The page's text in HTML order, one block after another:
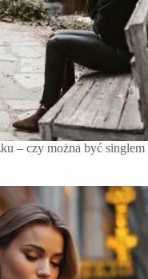
– czy można być singlem